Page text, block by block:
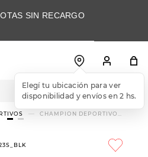
SIN RECARGO
Elegí tu ubicación para ver
disponibilidad y envíos en 2 hs.
CHAMPION DEPORTIVO
TÉRMINOS MÁS
BUSCADOS
1.